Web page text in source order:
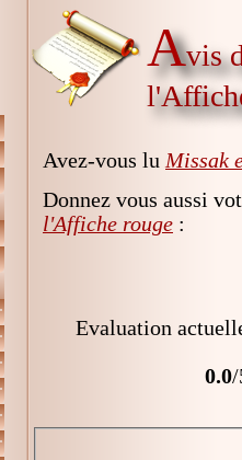
Avis
Avez-vous lu Missak
Donnez vous aussi
l'Affiche rouge :
Evaluation
0.0/